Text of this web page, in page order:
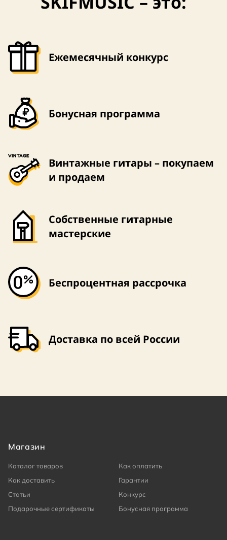
Ежемесячный конкурс
Бонусная программа
Винтажные гитары – покупаем
и продаем
Собственные гитарные
мастерские
Беспроцентная рассрочка
Доставка по всей России
Магазин
Каталог товаров
Как оплатить
Как доставить
Гарантии
Статьи
Конкурс
Подарочные сертификаты
Бонусная программа